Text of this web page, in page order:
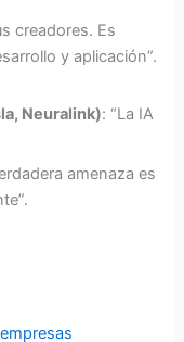
creadores. Es
y aplicación”.
Neuralink): “La IA
amenaza es